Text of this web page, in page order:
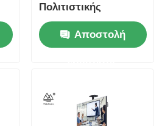
Πολιτιστικής
Συνεργασίας 100In IR
διαλογικός
Whiteboard για τη
Αποστολή